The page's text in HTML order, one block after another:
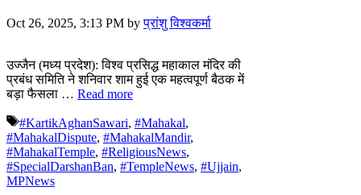
Oct 26, 2025, 3:13 PM byप्रांशु विश्वकर्मा
उज्जैन (मध्य प्रदेश): विश्व प्रसिद्ध महाकाल मंदिर की
प्रबंध समिति ने शनिवार शाम हुई एक महत्वपूर्ण बैठक में
बड़ा फैसला … Read more
Tags
#KartikAghanSawari, #Mahakal,
#MahakalDispute, #MahakalMandir,
#MahakalTemple, #ReligiousNews,
#SpecialDarshanBan, #TempleNews, #Ujjain,
MPNews